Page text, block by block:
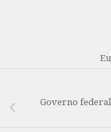
Governo